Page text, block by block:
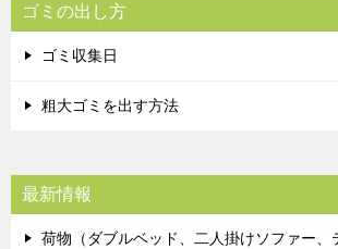
ゴミの出し方
ゴミ収集日
粗大ゴミを出す方法
最新情報
荷物（ダブルベッド、二人掛けソファー、